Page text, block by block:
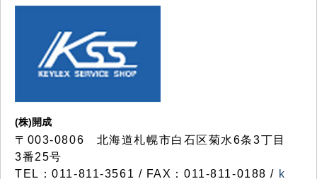
(株)開成
〒003-0806 北海道札幌市白石区菊水6条3丁目
3番25号
TEL：011-811-3561 / FAX：011-811-0188 / k